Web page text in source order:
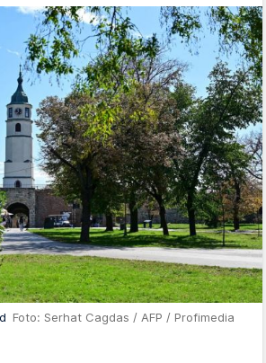
Foto: Serhat Cagdas / AFP / Profimedia